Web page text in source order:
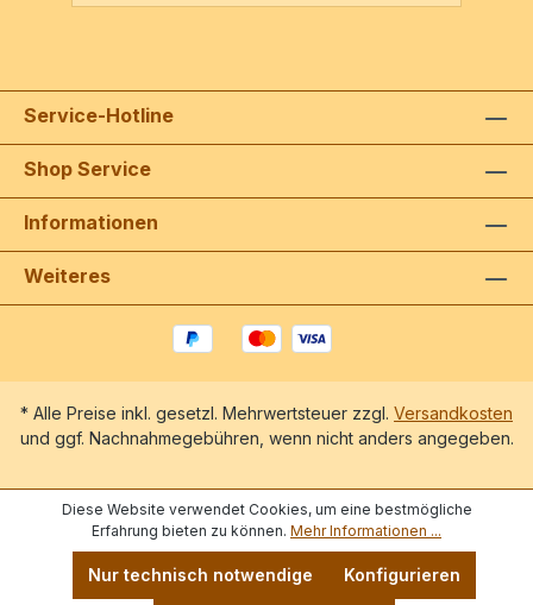
Service-Hotline
Shop Service
Informationen
Weiteres
* Alle Preise inkl. gesetzl. Mehrwertsteuer zzgl. Versandkosten
und ggf. Nachnahmegebühren, wenn nicht anders angegeben.
Diese Website verwendet Cookies, um eine bestmögliche
Erfahrung bieten zu können. Mehr Informationen ...
Nur technisch notwendige Konfigurieren